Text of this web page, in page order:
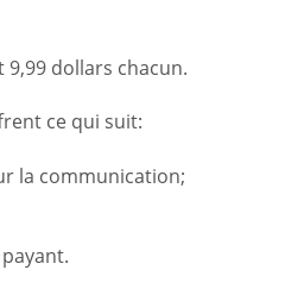
dollars chacun.
ce qui suit:
la communication;